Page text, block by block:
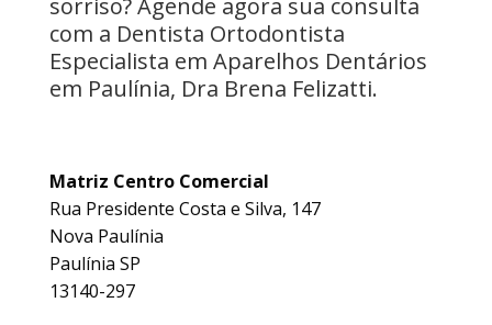
sorriso? Agende agora sua consulta
com a Dentista Ortodontista
Especialista em Aparelhos Dentários
em Paulínia, Dra Brena Felizatti.
Matriz Centro Comercial
Rua Presidente Costa e Silva, 147
Nova Paulínia
Paulínia SP
13140-297